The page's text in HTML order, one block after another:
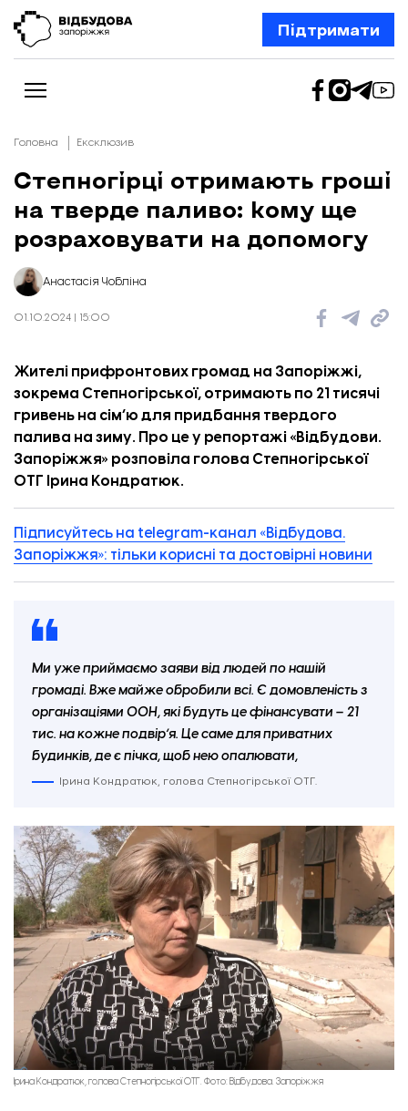
Підтримати
Новини
Відбудова Запоріжжя
Ексклюзив
Бізнес
Шлях додому
Відбудова. Життя
Про нас
Головна Ексклюзив
Степногірці отримають гроші
на тверде паливо: кому ще
розраховувати на допомогу
Анастасія Чобліна
01.10.2024 | 15:00
Жителі прифронтових громад на Запоріжжі,
зокрема Степногірської, отримають по 21 тисячі
гривень на сімʼю для придбання твердого
палива на зиму. Про це у репортажі «Відбудови.
Запоріжжя» розповіла голова Степногірської
ОТГ Ірина Кондратюк.
Підписуйтесь на telegram-канал «Відбудова.
Запоріжжя»: тільки корисні та достовірні новини
Ми уже приймаємо заяви від людей по нашій
громаді. Вже майже обробили всі. Є домовленість з
організаціями ООН, які будуть це фінансувати – 21
тис. на кожне подвірʼя. Це саме для приватних
будинків, де є пічка, щоб нею опалювати,
Ірина Кондратюк, голова Степногірської ОТГ.
Ірина Кондратюк, голова Степногірської ОТГ. Фото: Відбудова. Запоріжжя